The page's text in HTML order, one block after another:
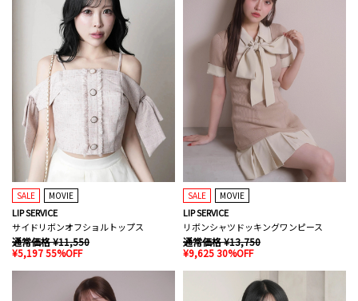
SALE MOVIE
LIP SERVICE
サイドリボンオフショルトップス
通常価格 ¥11,550
¥5,197 55%OFF
SALE MOVIE
LIP SERVICE
リボンシャツドッキングワンピース
通常価格 ¥13,750
¥9,625 30%OFF